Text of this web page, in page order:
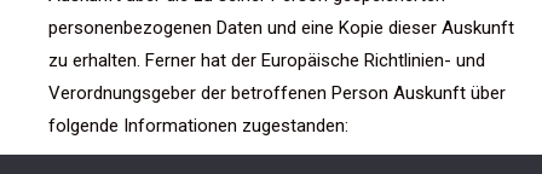
personenbezogenen Daten und eine Kopie dieser Auskunft
zu erhalten. Ferner hat der Europäische Richtlinien- und
Verordnungsgeber der betroffenen Person Auskunft über
folgende Informationen zugestanden: